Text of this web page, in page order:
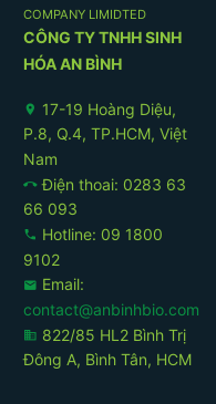
COMPANY LIMIDTED
CÔNG TY TNHH SINH
HÓA AN BÌNH
location_on
17-19 Hoàng Diệu,
P.8, Q.4, TP.HCM, Việt
Nam
call_end Điện thoai: 0283 63
66 093
phone Hotline: 09 1800
9102
email Email:
contact@anbinhbio.com
business 822/85 HL2 Bình Trị
Đông A, Bình Tân, HCM